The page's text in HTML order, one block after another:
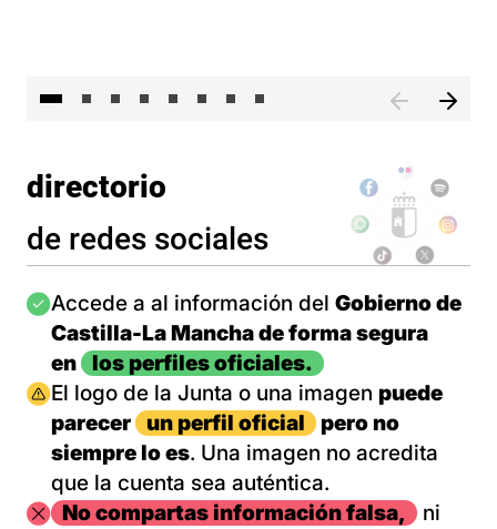
directorio
de redes sociales
Imagen
Accede a al información del Gobierno de
Castilla-La Mancha de forma segura
en
los perfiles oficiales.
Imagen
El logo de la Junta o una imagen puede
parecer
un perfil oficial
pero no
siempre lo es. Una imagen no acredita
que la cuenta sea auténtica.
ImagenNo compartas información falsa,
ni